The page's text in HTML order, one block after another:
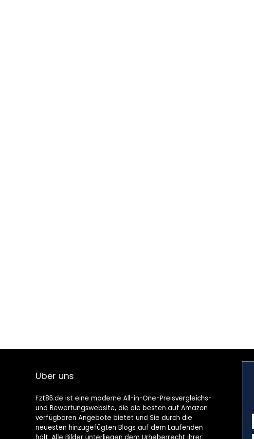
Über uns
Fzt86.de ist eine moderne All-in-One-Preisvergleichs-
und Bewertungswebsite, die die besten auf Amazon
verfügbaren Angebote bietet und Sie durch die
neuesten hinzugefügten Blogs auf dem Laufenden